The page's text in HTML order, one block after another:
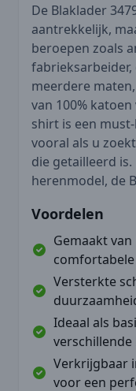
De Blaklader
aantrekkelijk,
beroepen zoals
fabrieksarbeider,
meerdere maten,
van 100%
shirt is een
vooral als u
die getailleerd
herenmodel, de
Voordelen
Gemaakt
Versterkte
Ideaal als
verschillende
Verkrijgbaar
voor een